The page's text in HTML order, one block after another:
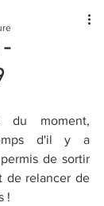
-
du moment,
d'il y a
de sortir
de relancer de
!